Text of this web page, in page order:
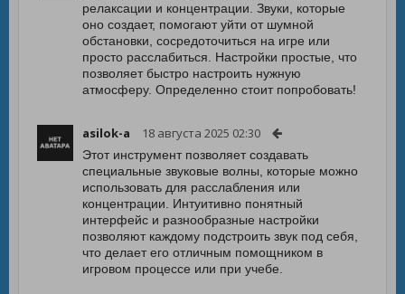
релаксации и концентрации. Звуки, которые
оно создает, помогают уйти от шумной
обстановки, сосредоточиться на игре или
просто расслабиться. Настройки простые, что
позволяет быстро настроить нужную
атмосферу. Определенно стоит попробовать!
asilok-a 18 августа 2025 02:30
Этот инструмент позволяет создавать
специальные звуковые волны, которые можно
использовать для расслабления или
концентрации. Интуитивно понятный
интерфейс и разнообразные настройки
позволяют каждому подстроить звук под себя,
что делает его отличным помощником в
игровом процессе или при учебе.